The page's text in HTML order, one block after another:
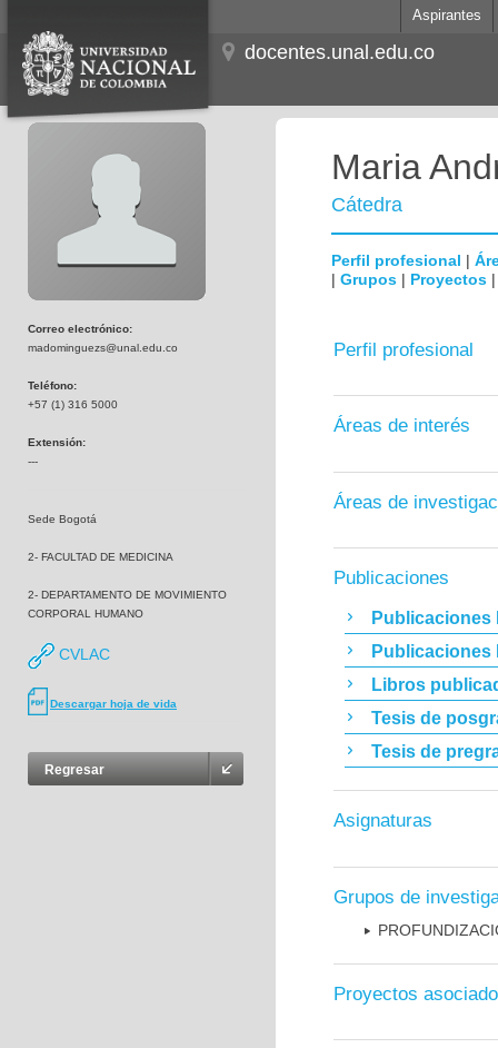
Aspirantes
docentes.unal.edu.co
Correo electrónico:
madominguezs@unal.edu.co
Teléfono:
+57 (1) 316 5000
Extensión:
---
Sede Bogotá
2- FACULTAD DE MEDICINA
2- DEPARTAMENTO DE MOVIMIENTO
CORPORAL HUMANO
CVLAC
Descargar hoja de vida
Regresar
Maria
Cátedra
Perfil profesional |
| Grupos | Proyectos
Perfil profesional
Áreas de interés
Áreas de
Publicaciones
Publicaciones
Publicaciones
Libros
Tesis de
Tesis de
Asignaturas
Grupos de
Proyectos